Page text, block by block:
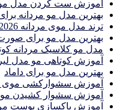
آموزش ست كردن مدل
بهترین مدل مو مردانه
ترند مدل موی مردانه 2026-2025
بهترين مدل مو براى
مدل مو کلاسیک مردانه
آموزش کوتاهی مو مدل لیر
بهترین مدل مو برای داماد
آموزش سشوارکشی موی
آموزش سشوار کشیدن موی
آموزش پاکسازی پوست